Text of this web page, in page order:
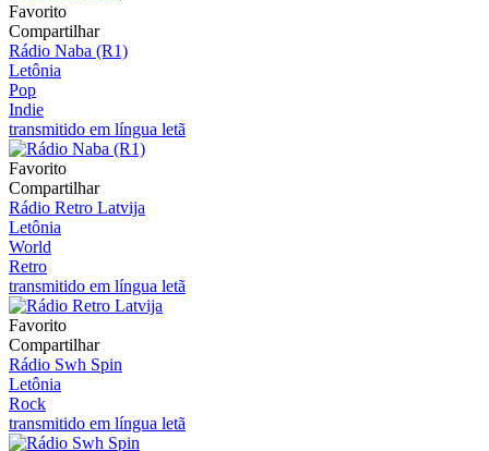
Favorito
Compartilhar
Rádio Naba (R1)
Letônia
Pop
Indie
transmitido em língua letã
Favorito
Compartilhar
Rádio Retro Latvija
Letônia
World
Retro
transmitido em língua letã
Favorito
Compartilhar
Rádio Swh Spin
Letônia
Rock
transmitido em língua letã